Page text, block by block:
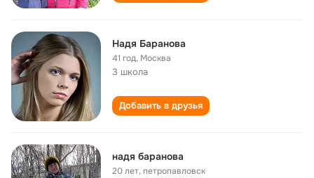
Надя Баранова
41 год, Москва
3 школа
Добавить в друзья
надя баранова
20 лет,петропавловск